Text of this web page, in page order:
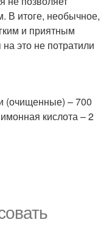
В итоге, необычное,
и приятным
это не потратили
(очищенные) – 700
кислота – 2